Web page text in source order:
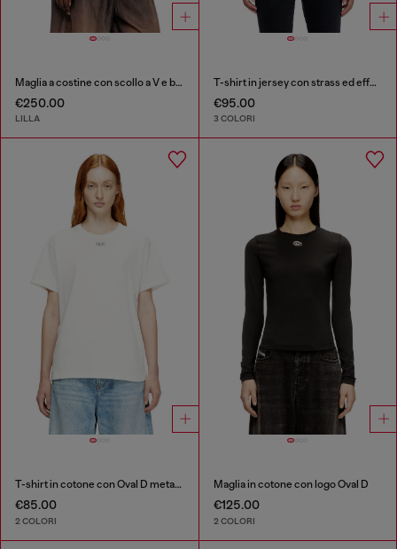
Maglia a costine con scollo a V e bande a contrasto
€250.00
LILLA
T-shirt in jersey con strass ed effetto burnout
€95.00
3 COLORI
T-shirt in cotone con Oval D metallizzato
€85.00
2 COLORI
Maglia in cotone con logo Oval D
€125.00
2 COLORI